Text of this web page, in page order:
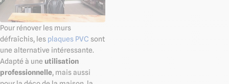
Pour rénover les murs
défraîchis, les plaques PVC sont
une alternative intéressante.
Adapté à une utilisation
professionnelle, mais aussi